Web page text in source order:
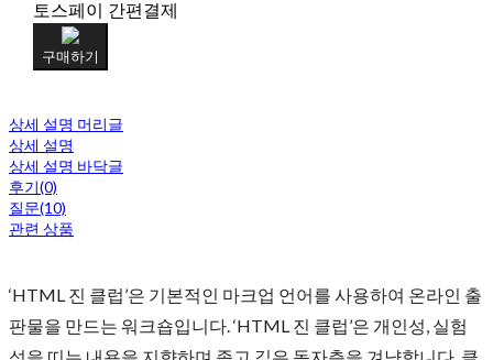
토스페이 간편결제
구매하기
상세 설명 머리글
상세 설명
상세 설명 바닥글
후기(0)
질문(10)
관련 상품
‘HTML 진 클럽’은 기본적인 마크업 언어를 사용하여 온라인 출
판물을 만드는 워크숍입니다. ‘HTML 진 클럽’은 개인성, 실험